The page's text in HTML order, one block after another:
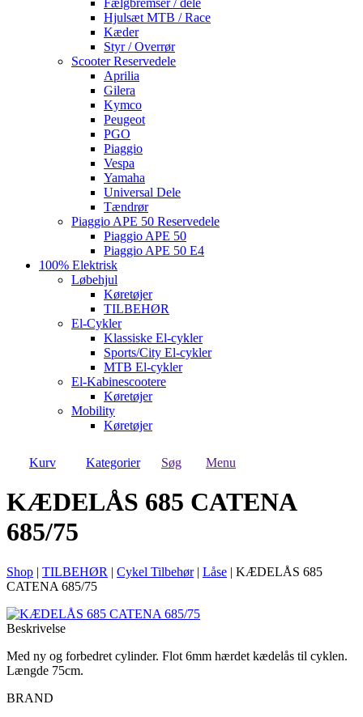
Hjulsæt MTB / Race
Kæder
Styr / Overrør
Scooter Reservedele
Aprilia
Gilera
Kymco
Peugeot
PGO
Piaggio
Vespa
Yamaha
Universal Dele
Tændrør
Piaggio APE 50 Reservedele
Piaggio APE 50
Piaggio APE 50 E4
100% Elektrisk
Løbehjul
Køretøjer
TILBEHØR
El-Cykler
Klassiske El-cykler
Sports/City El-cykler
MTB El-cykler
El-Kabinescootere
Køretøjer
Mobility
Køretøjer
Kurv Kategorier Søg Menu
KÆDELÅS 685 CATENA
685/75
Shop | TILBEHØR | Cykel Tilbehør| Låse | KÆDELÅS 685
CATENA 685/75
Beskrivelse
Med ny og forbedret cylinder. Flot 6mm hærdet kædelås til cyklen.
Længde 75cm.
BRAND